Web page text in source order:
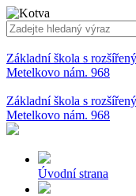
Základní škola s
Metelkovo nám. 968
Základní škola s
Metelkovo nám. 968
Úvodní strana